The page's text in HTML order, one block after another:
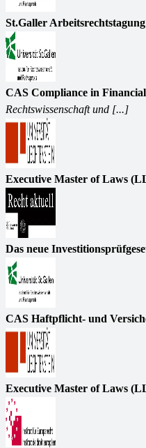
St.Galler Arbeitsrechtstagung
CAS Compliance in
Rechtswissenschaft und [...]
Executive Master of Laws
Das neue
CAS Haftpflicht- und
Executive Master of Laws